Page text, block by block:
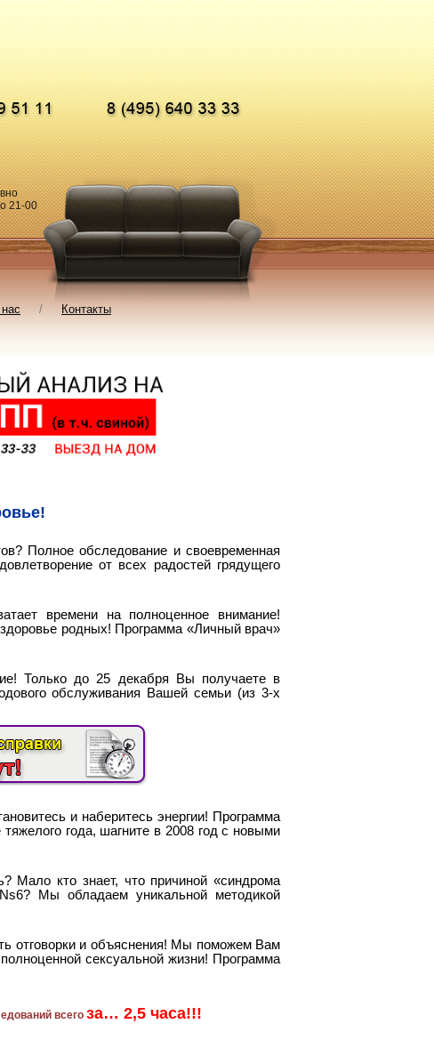
21-00
/ Контакты
Полное обследование и своевременная
от всех радостей грядущего
времени на полноценное внимание!
родных! Программа «Личный врач»
Только до 25 декабря Вы получаете в
обслуживания Вашей семьи (из 3-х
и наберитесь энергии! Программа
года, шагните в 2008 год с новыми
Мало кто знает, что причиной «синдрома
Мы обладаем уникальной методикой
отговорки и объяснения! Мы поможем Вам
сексуальной жизни! Программа
всего за… 2,5 часа!!!